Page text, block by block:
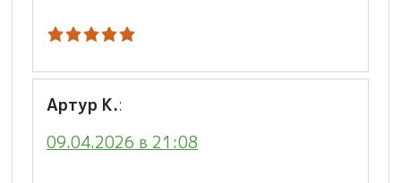
Артур К.:
09.04.2026 в 21:08